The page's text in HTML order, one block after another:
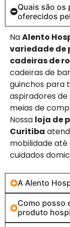
Quais são
oferecidos
NaAlento
variedade de
cadeiras de
cadeiras de
guinchos para
aspiradores
meias de
Nossa loja de
Curitiba
mobilidade
cuidados
A Alento
Como posso
produto